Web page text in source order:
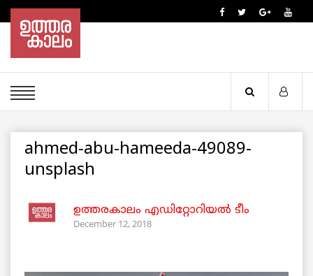
ahmed-abu-hameeda-49089-
unsplash
ഉത്തരകാലം എഡിറ്റോറിയല്‍ ടീം
December 12, 2018